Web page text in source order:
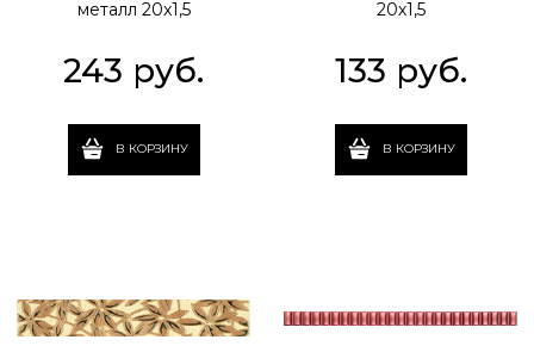
металл 20x1,5
243 руб.
В КОРЗИНУ
20х1,5
133 руб.
В КОРЗИНУ